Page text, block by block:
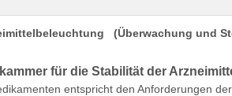
(Überwachung und
für die Stabilität der
entspricht den Anforderungen